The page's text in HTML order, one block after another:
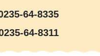
64-8335
64-8311